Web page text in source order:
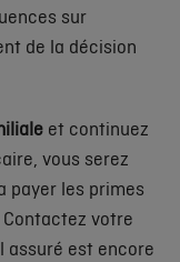
sur
de la décision
et continuez
vous serez
payer les primes
votre
assuré est encore